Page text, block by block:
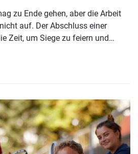
zu Ende gehen, aber die Arbeit
auf. Der Abschluss einer
Zeit, um Siege zu feiern und
sondern auch die perfekte
Saison vorbereitet ist. Wir
Zeit gemeinsam mit
kannst. Feedback von
Online-Umfragen sind
um wertvolles Feedback
Tennisverein zu verbessern.